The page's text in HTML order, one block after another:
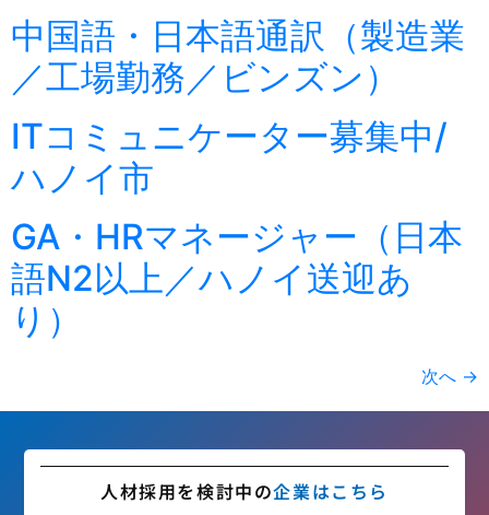
中国語・日本語通訳（製造業
／工場勤務／ビンズン）
ITコミュニケーター募集中/
ハノイ市
GA・HRマネージャー（日本
語N2以上／ハノイ送迎あ
り）
次へ →
人材採用を検討中の企業はこちら